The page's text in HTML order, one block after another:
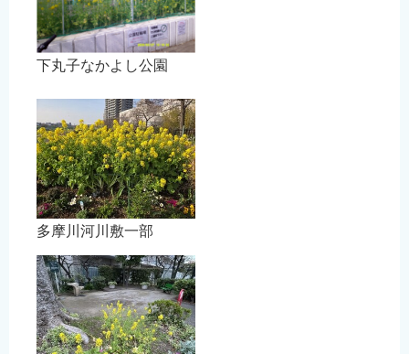
下丸子なかよし公園
多摩川河川敷一部